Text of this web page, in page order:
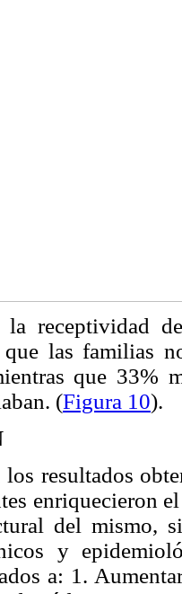
receptividad
que las familias
que 33%
(Figura 10).
los resultados
enriquecieron
del mismo,
y
a: 1.